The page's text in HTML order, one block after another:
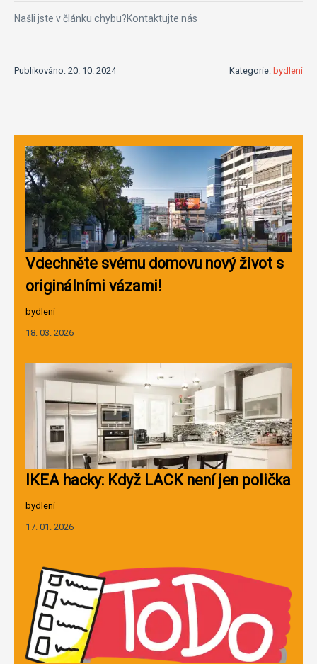
Našli jste v článku chybu?Kontaktujte nás
Publikováno: 20. 10. 2024 Kategorie: bydlení
Vdechněte svému domovu nový život s
originálními vázami!
bydlení
18. 03. 2026
IKEA hacky: Když LACK není jen polička
bydlení
17. 01. 2026